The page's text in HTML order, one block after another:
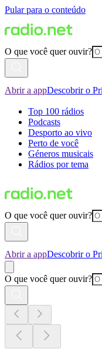
Pular para o conteúdo
O que você quer ouvir?
Abrir a appDescobrir o
Top 100 rádios
Podcasts
Desporto ao vivo
Perto de você
Géneros musicais
Rádios por tema
O que você quer ouvir?
Abrir a appDescobrir o
O que você quer ouvir?